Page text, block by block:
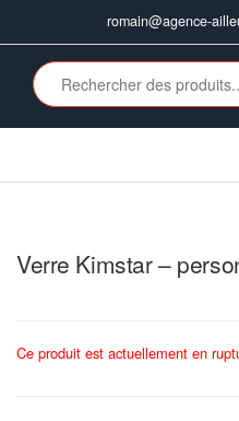
romain@agence-
Verre Kimstar –
Ce produit est actuellement en